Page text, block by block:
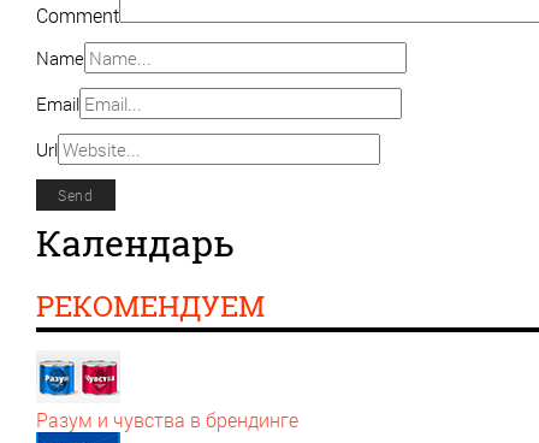
Comment
Name
Email
Url
Календарь
РЕКОМЕНДУЕМ
Разум и чувства в брендинге